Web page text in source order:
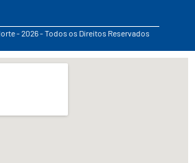
- 2026 - Todos os Direitos Reservados